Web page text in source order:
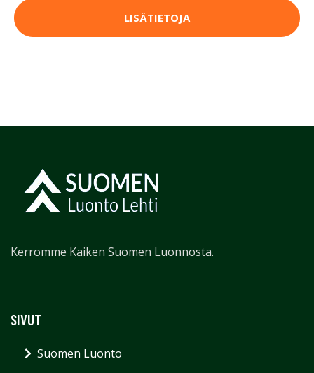
LISÄTIETOJA
Kerromme Kaiken Suomen Luonnosta.
SIVUT
Suomen Luonto